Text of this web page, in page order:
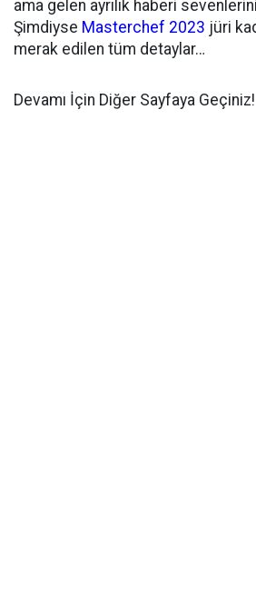
ama gelen ayrılık haberi
Şimdiyse Masterchef 2023 jüri
merak edilen tüm detaylar…
Devamı İçin Diğer Sayfaya Geçiniz!